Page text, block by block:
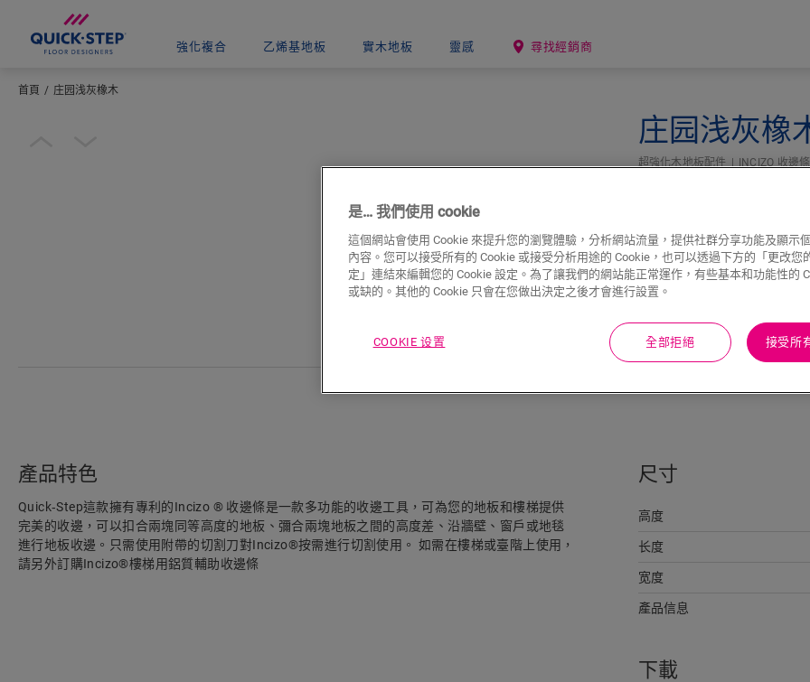
強化複合 乙烯基地板 實木地板 靈感 尋找經銷商
首頁 庄园浅灰橡木
庄园浅灰橡
超強化木地板配件 INCIZO 收邊條
下載
產品特色
Quick‑Step這款擁有專利的Incizo ® 收邊條是一款多功能的收邊工具，可為您的地板和樓梯提供
完美的收邊，可以扣合兩塊同等高度的地板、彌合兩塊地板之間的高度差、沿牆壁、窗戶或地毯
進行地板收邊。只需使用附帶的切割刀對Incizo®按需進行切割使用。 如需在樓梯或臺階上使用，
請另外訂購Incizo®樓梯用鋁質輔助收邊條
尺寸
高度
长度
宽度
產品信息
下載
是… 我們使用 cookie
這個網站會使用 Cookie 來提升您的瀏覽體驗，分析網站流量，提供社群分享功能及顯示
內容。您可以接受所有的 Cookie 或接受分析用途的 Cookie，也可以透過下方的「更改您
定」連結來編輯您的 Cookie 設定。為了讓我們的網站能正常運作，有些基本和功能性的
或缺的。其他的 Cookie 只會在您做出決定之後才會進行設置。
COOKIE 设置 全部拒絕 接受所